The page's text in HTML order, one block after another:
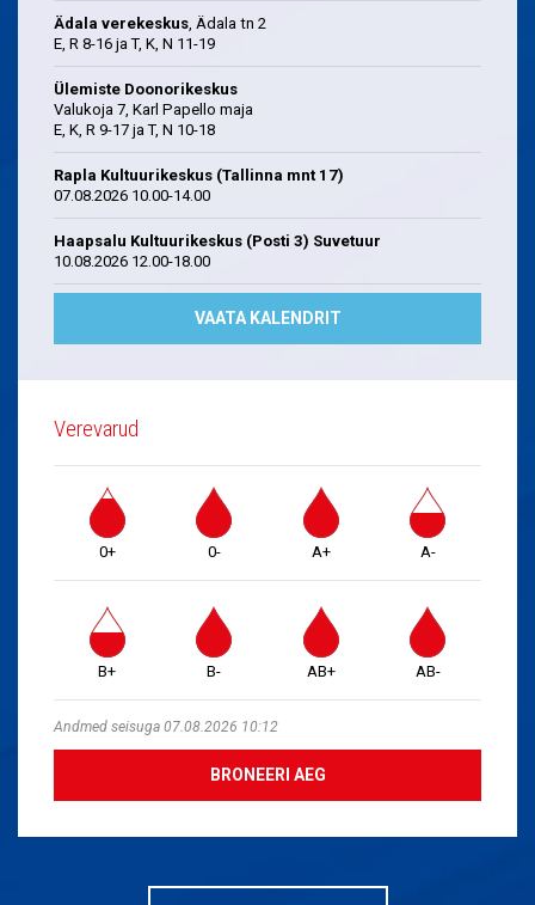
Ädala verekeskus, Ädala tn 2
E, R 8-16 ja T, K, N 11-19
Ülemiste Doonorikeskus
Valukoja 7, Karl Papello maja
E, K, R 9-17 ja T, N 10-18
Rapla Kultuurikeskus (Tallinna mnt 17)
07.08.2026 10.00-14.00
Haapsalu Kultuurikeskus (Posti 3) Suvetuur
10.08.2026 12.00-18.00
VAATA KALENDRIT
Verevarud
0+ 0- A+ A-
B+ B- AB+ AB-
Andmed seisuga 07.08.2026 10:12
BRONEERI AEG